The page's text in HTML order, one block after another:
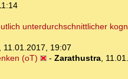
unterdurchschnittlicher
11.01.2017, 19:07
(oT)
- Zarathustra,